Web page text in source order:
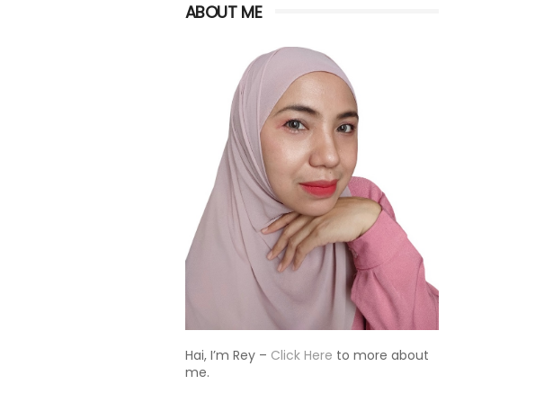
ABOUT ME
Hai, I’m Rey – Click Here to more about
me.